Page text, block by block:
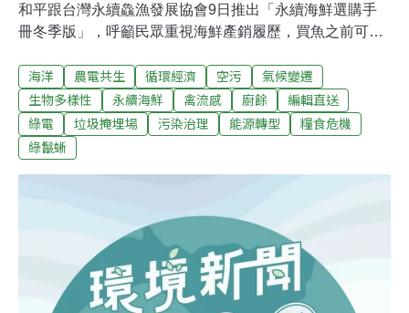
和平跟台灣永續鱻漁發展協會9日推出「永續海鮮選購手
冊冬季版」，呼籲民眾重視海鮮產銷履歷，買魚之前可以
拖網或刺網捕撈的魚類。第二，選擇低碳排、低環境負擔
的養殖魚。第三，選擇在地沿海出產的海鮮，減少運輸產
生的碳排放。第四，不要購買還沒長大的魚苗。（中央社
報導）竹科工業粉塵外洩 環保局將依違返《空污法》開罰
新竹科學園區8日上午發生工業粉塵外洩意外，是因遠東
鄉，落塵處有如下冰霰般白茫茫一片。竹科管理局9日表
示，遭波及道路已完成清洗，並將提供洗車服務，這次粉
塵外洩事故，將由環保局依違返《空污法》第32條開罰。
（聯合報報導）
海洋 農電共生 循環經濟 空污
氣候變遷
生物多樣性
永續海鮮 禽流感 廚餘
編輯直送
綠電
垃圾掩埋場 污染治理 能源轉型
糧食危機
綠鬣蜥